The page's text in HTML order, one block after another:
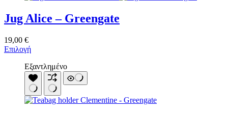
Jug Alice – Greengate
19,00 €
ΕπιλογήΑυτό
προϊόν
έχει
πολλαπλές
παραλλαγές.
Οι
Εξαντλημένο